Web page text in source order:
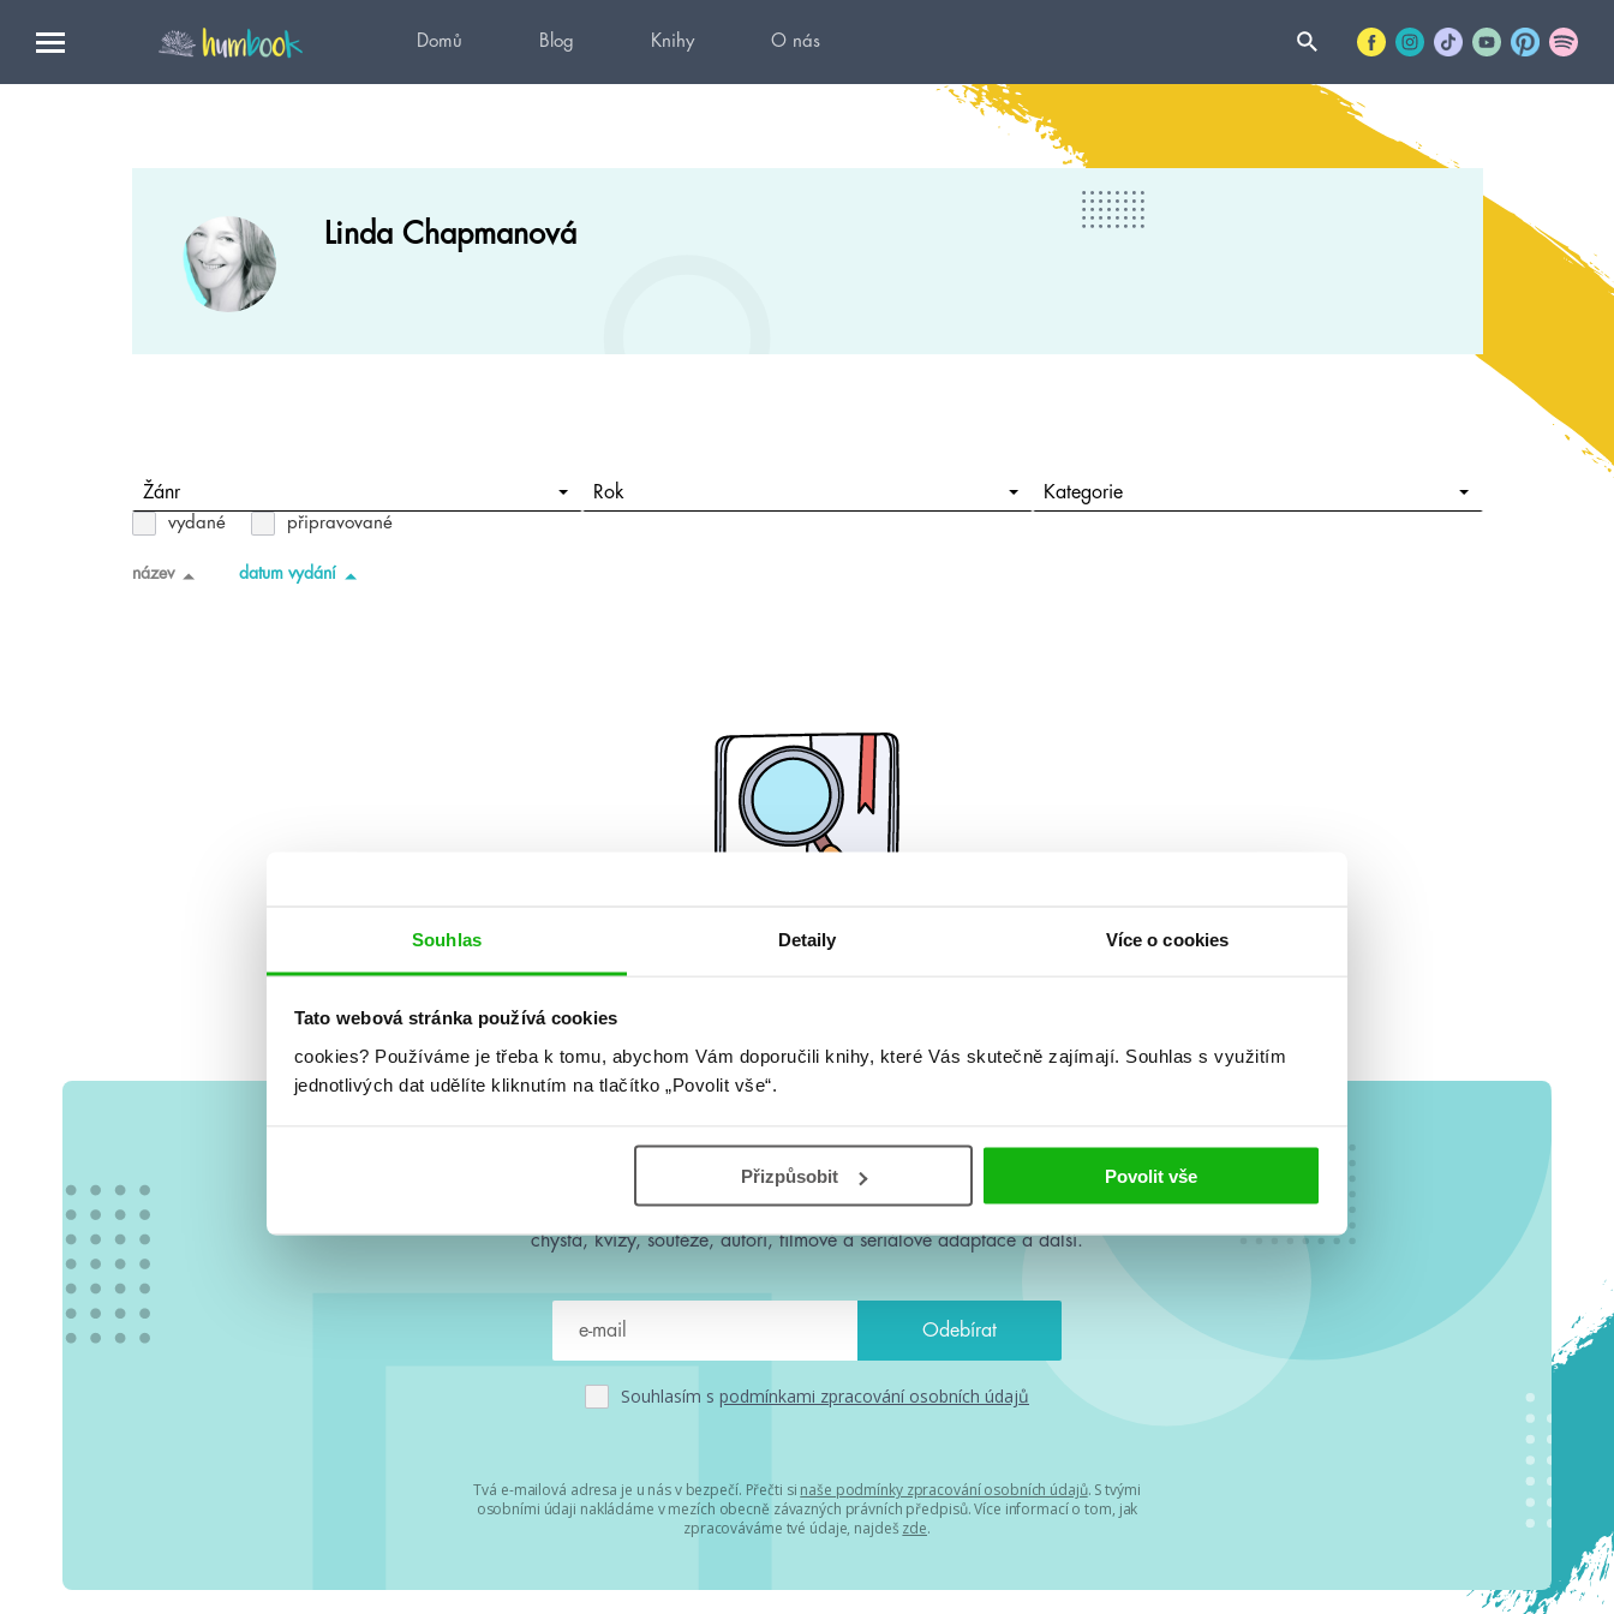
Souhlas Detaily Více o cookies
Tato webová stránka používá cookies
cookies? Používáme je třeba k tomu, abychom Vám doporučili knihy, které Vás skutečně zajímají. Souhlas s využitím
jednotlivých dat udělíte kliknutím na tlačítko „Povolit vše“.
Přizpůsobit Povolit vše
Domů Blog Knihy O nás
Linda Chapmanová
Žánr Rok Kategorie
vydané připravované
název datum vydání
#HumbookNews
chystá, kvízy, soutěže, autoři, filmové a seriálové adaptace a další.
Souhlasím s podmínkami zpracování osobních údajů
Tvá e-mailová adresa je u nás v bezpečí. Přečti si naše podmínky zpracování osobních údajů. S tvými
osobními údaji nakládáme v mezích obecně závazných právních předpisů. Více informací o tom, jak
zpracováváme tvé údaje, najdeš zde.